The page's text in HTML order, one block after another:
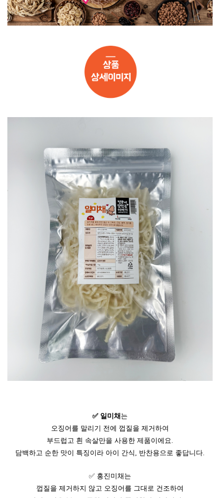
✅ 일미채 는
오징어를 말리기 전에 껍질을 제거하여
부드럽고 흰 속살만을 사용한 제품이에요.
담백하고 순한 맛이 특징이라 아이 간식, 반찬용으로 좋답니다.
✅ 홍진미채는
껍질을 제거하지 않고 오징어를 그대로 건조하여